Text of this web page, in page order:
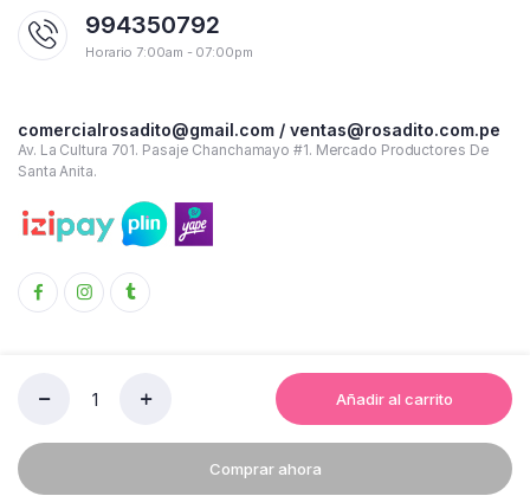
BM
PLAST
Añadir al carrito
Comprar ahora
994350792
Horario 7:00am - 07:00pm
comercialrosadito@gmail.com / ventas@rosadito.com.pe
Av. La Cultura 701. Pasaje Chanchamayo #1. Mercado Productores De
Santa Anita.
Copyright 2023 © Rosadito - Todos los derechos reservados
Términos y condiciones de uso Política de Privacidad